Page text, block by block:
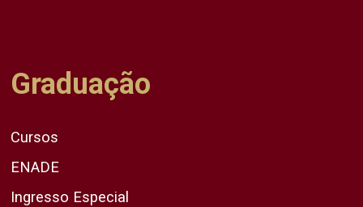
Graduação
Cursos
ENADE
Ingresso Especial